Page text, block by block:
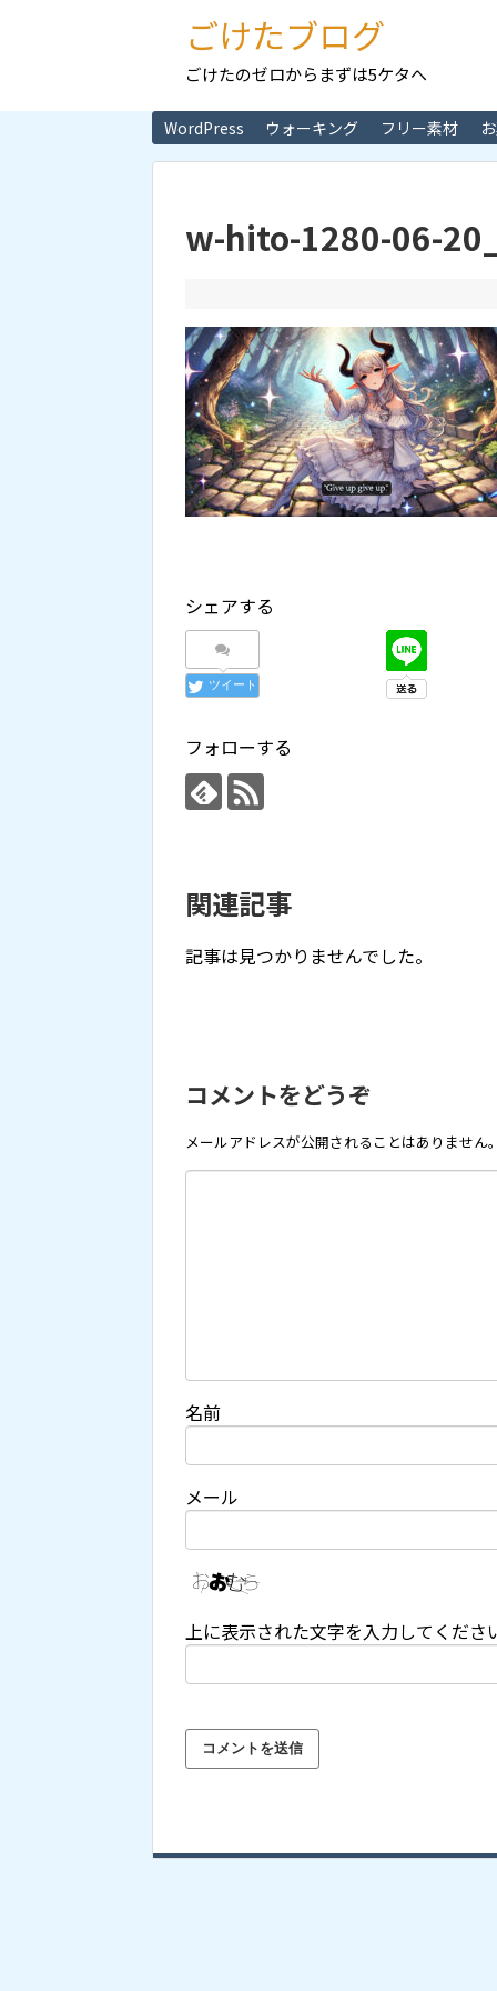
ごけたブログ
ごけたのゼロからまずは5ケタへ
WordPress ウォーキング フリー素材
w-hito-1280-06-
シェアする
ツイート
フォローする
関連記事
記事は見つかりませんでした。
コメントをどうぞ
メールアドレスが公開されることはありません
名前
メール
上に表示された文字を入力してくださ